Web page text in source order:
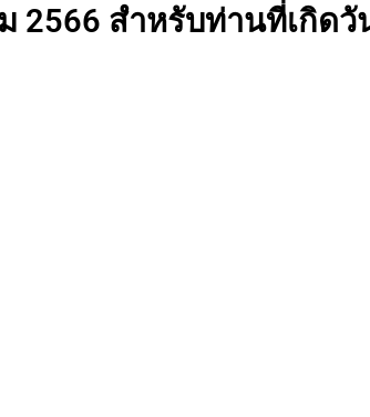
2566 สำหรับท่านที่เกิดวั